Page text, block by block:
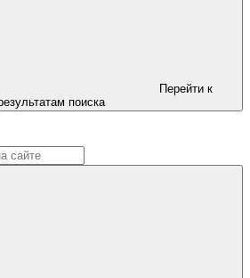
Перейти к
поиска